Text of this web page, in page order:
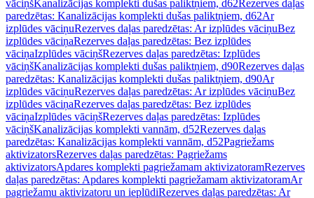
vāciņšKanalizācijas komplekti dušas paliktņiem, d62Rezerves daļas
paredzētas: Kanalizācijas komplekti dušas paliktņiem, d62Ar
izplūdes vāciņuRezerves daļas paredzētas: Ar izplūdes vāciņuBez
izplūdes vāciņaRezerves daļas paredzētas: Bez izplūdes
vāciņaIzplūdes vāciņšRezerves daļas paredzētas: Izplūdes
vāciņšKanalizācijas komplekti dušas paliktņiem, d90Rezerves daļas
paredzētas: Kanalizācijas komplekti dušas paliktņiem, d90Ar
izplūdes vāciņuRezerves daļas paredzētas: Ar izplūdes vāciņuBez
izplūdes vāciņaRezerves daļas paredzētas: Bez izplūdes
vāciņaIzplūdes vāciņšRezerves daļas paredzētas: Izplūdes
vāciņšKanalizācijas komplekti vannām, d52Rezerves daļas
paredzētas: Kanalizācijas komplekti vannām, d52Pagriežams
aktivizatorsRezerves daļas paredzētas: Pagriežams
aktivizatorsApdares komplekti pagriežamam aktivizatoramRezerves
daļas paredzētas: Apdares komplekti pagriežamam aktivizatoramAr
pagriežamu aktivizatoru un ieplūdiRezerves daļas paredzētas: Ar